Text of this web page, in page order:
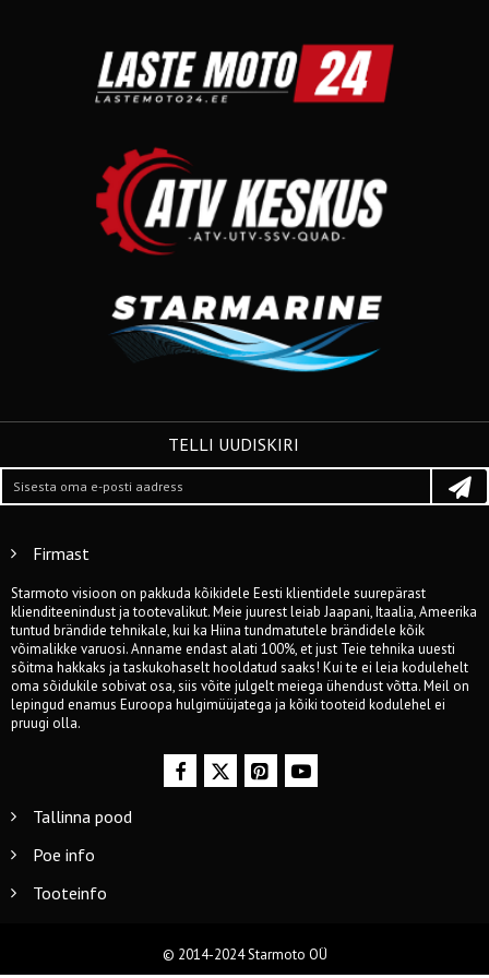
TELLI UUDISKIRI
Firmast
Starmoto visioon on pakkuda kõikidele Eesti klientidele suurepärast
klienditeenindust ja tootevalikut. Meie juurest leiab Jaapani, Itaalia, Ameerika
tuntud brändide tehnikale, kui ka Hiina tundmatutele brändidele kõik
võimalikke varuosi. Anname endast alati 100%, et just Teie tehnika uuesti
sõitma hakkaks ja taskukohaselt hooldatud saaks! Kui te ei leia kodulehelt
oma sõidukile sobivat osa, siis võite julgelt meiega ühendust võtta. Meil on
lepingud enamus Euroopa hulgimüüjatega ja kõiki tooteid kodulehel ei
pruugi olla.
Tallinna pood
Poe info
Tooteinfo
© 2014-2024 Starmoto OÜ